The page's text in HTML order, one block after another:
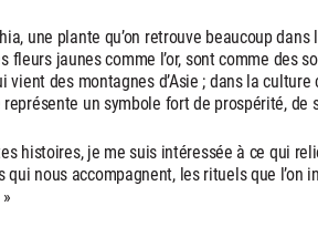
une plante qu’on retrouve beaucoup dans
fleurs jaunes comme l’or, sont comme des
vient des montagnes d’Asie ; dans la
un symbole fort de prospérité, de
histoires, je me suis intéressée à ce qui
qui nous accompagnent, les rituels que l’on